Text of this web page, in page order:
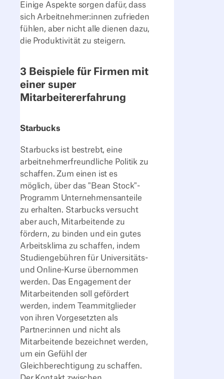
Einige Aspekte sorgen dafür, dass
sich Arbeitnehmer:innen zufrieden
fühlen, aber nicht alle dienen dazu,
die Produktivität zu steigern.
3 Beispiele für Firmen mit
einer super
Mitarbeitererfahrung
Starbucks
Starbucks ist bestrebt, eine
arbeitnehmerfreundliche Politik zu
schaffen. Zum einen ist es
möglich, über das "Bean Stock"-
Programm Unternehmensanteile
zu erhalten. Starbucks versucht
aber auch, Mitarbeitende zu
fördern, zu binden und ein gutes
Arbeitsklima zu schaffen, indem
Studiengebühren für Universitäts-
und Online-Kurse übernommen
werden. Das Engagement der
Mitarbeitenden soll gefördert
werden, indem Teammitglieder
von ihren Vorgesetzten als
Partner:innen und nicht als
Mitarbeitende bezeichnet werden,
um ein Gefühl der
Gleichberechtigung zu schaffen.